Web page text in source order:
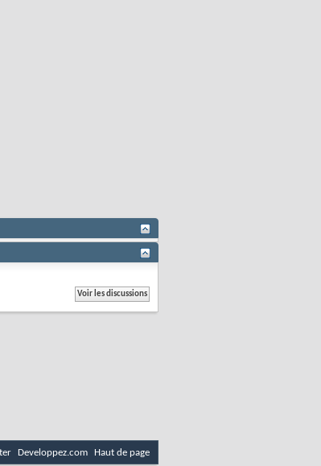
Developpez.com Haut de page